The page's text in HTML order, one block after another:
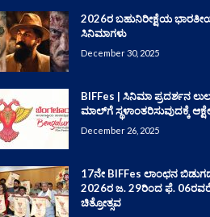
2026ರ ಬಹುನಿರೀಕ್ಷೆಯ
ಸಿನಿಮಾಗಳು
December 30, 2025
BIFFes | ಸಿನಿಮಾ ಪ್ರದರ್ಶನ
ಮಾಲ್‌ಗೆ ಸ್ಥಳಾಂತರಿಸುವುದಕ್ಕೆ
December 26, 2025
17ನೇ BIFFes ಲಾಂಛನ
2026ರ ಜ. 29ರಿಂದ ಫೆ.
ಚಿತ್ರೋತ್ಸವ